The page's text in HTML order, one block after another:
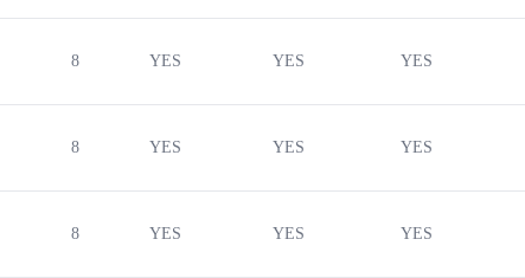
8 YES YES YES
8 YES YES YES
8 YES YES YES